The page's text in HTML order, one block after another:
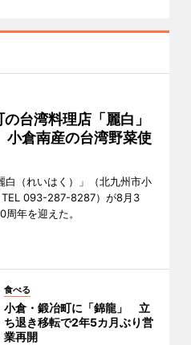
台湾料理店「麗白」
倉南産の台湾野菜使
白（れいはく）」（北九州市小
TEL 093-287-8287）が8月3
周年を迎えた。
食べる
小倉・鍛冶町に「錦龍」 立
ち退き移転で2年5カ月ぶり営
業再開